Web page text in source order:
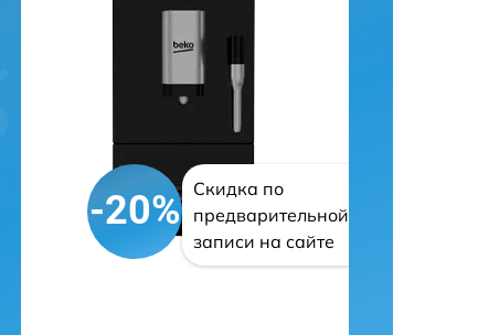
-20%
Скидка по
предварительной
записи на сайте